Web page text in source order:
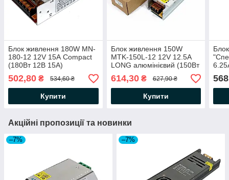
Блок живлення 180W MN-
180-12 12V 15А Compact
(180Вт 12В 15А)
світлодіодної LED стрічки,
модулів, лінійок
502,80 ₴ 534,60 ₴
Купити
Блок живлення 150W
MTK-150L-12 12V 12.5А
LONG алюмінієвий (150Вт
201×59×37мм для
світлодіодної LED стрічки
614,30₴ 627,90 ₴
Купити
Акційні пропозиції та новинки
–7% –7%